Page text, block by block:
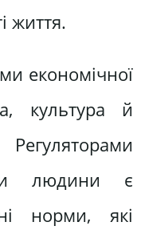
життя.
економічної
культура й
людини є
норми, які